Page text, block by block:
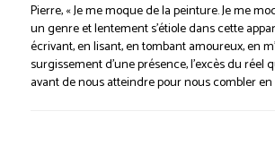
Pierre, « Je me moque de la peinture. Je me
un genre et lentement s’étiole dans cette
écrivant, en lisant, en tombant amoureux, en
surgissement d’une présence, l’excès du
avant de nous atteindre pour nous combler